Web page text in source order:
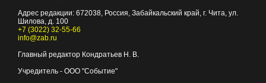
Адрес редакции: 672038, Россия, Забайкальский край, г. Чита, ул.
Шилова, д. 100
+7 (3022) 32-55-66
info@zab.ru
Главный редактор Кондратьев Н. В.
Учредитель - ООО "Событие"